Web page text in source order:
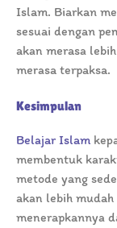
Islam. Biarkan
sesuai dengan
akan merasa
merasa terpaksa.
Kesimpulan
Belajar Islam
membentuk
metode yang
akan lebih
menerapkannya